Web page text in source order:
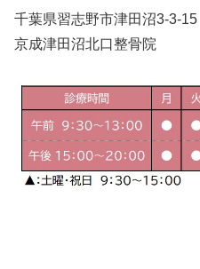
千葉県習志野市津田沼3-3-15
京成津田沼北口整骨院